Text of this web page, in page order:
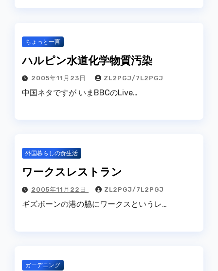
ちょっと一言
ハルピン水道化学物質汚染
2005年11月23日 ZL2PGJ/7L2PGJ
中国ネタですが いまBBCのLive…
外国暮らしの食生活
ワークスレストラン
2005年11月22日 ZL2PGJ/7L2PGJ
ギズボーンの港の脇にワークスというレ…
ガーデニング